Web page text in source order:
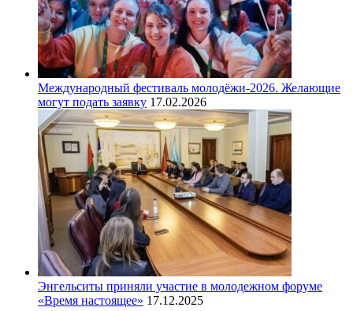
Международный фестиваль молодёжи-2026. Желающие
могут подать заявку 17.02.2026
Энгельситы приняли участие в молодежном форуме
«Время настоящее» 17.12.2025